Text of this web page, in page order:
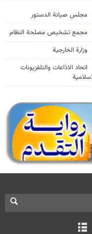
مجلس صيانة الدستور
مجمع تشخيص مصلحة النظام
وزارة الخارجية
اتحاد الاذاعات والتلفزيونات